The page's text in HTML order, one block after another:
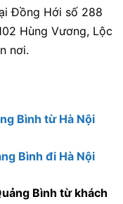
Đồng Hới số 288
Hùng Vương, Lộc
nơi.
Bình từ Hà Nội
Bình đi Hà Nội
Bình từ khách